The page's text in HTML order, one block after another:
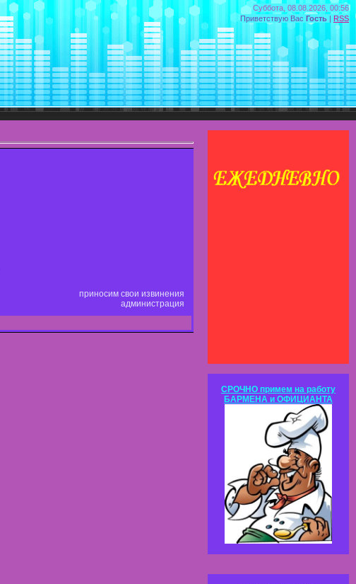
Суббота, 08.08.2026, 00:56
Приветствую Вас Гость | RSS
приносим свои извинения
администрация
СРОЧНО примем на работу
БАРМЕНА и ОФИЦИАНТА